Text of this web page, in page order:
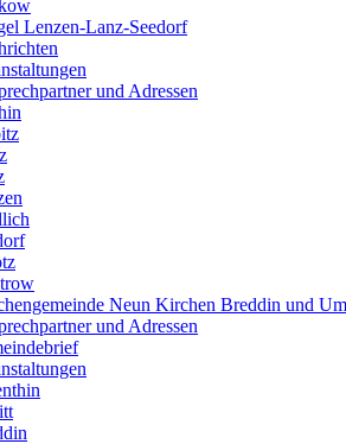
Lenzen-Lanz-Seedorf
und Adressen
Neun Kirchen Breddin und
und Adressen